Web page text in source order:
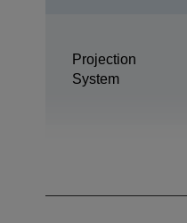
Projection
System